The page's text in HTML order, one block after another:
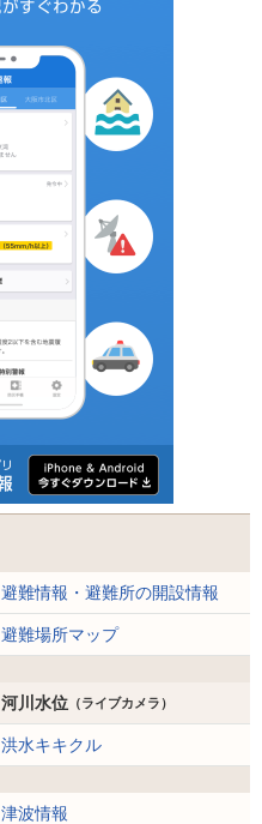
避難情報・避難所の開設情報
避難場所マップ
河川水位 （ライブカメラ）
洪水キキクル
津波情報